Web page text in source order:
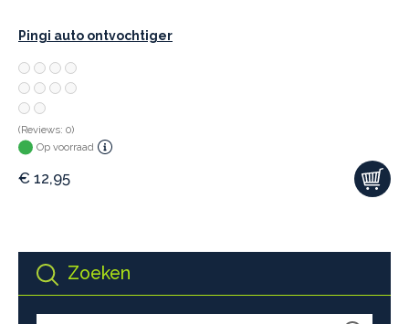
Zoeken
Pingi auto ontvochtiger
(Reviews: 0)
Op voorraad
€ 12,95